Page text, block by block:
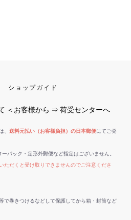
ショップガイド
＜お客様から ⇒ 荷受センターへ
、 送料元払い（お客様負担）の日本郵便にてご発
パック・定形外郵便など指定はございません。
ただくと受け取りできませんのでご注意くださ
で巻きつけるなどして保護してから箱・封筒など